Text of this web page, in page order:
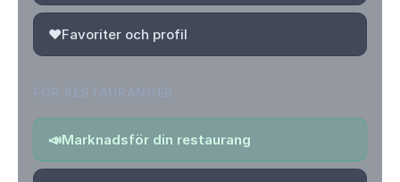
❤️Favoriter och profil
📣Marknadsför din restaurang